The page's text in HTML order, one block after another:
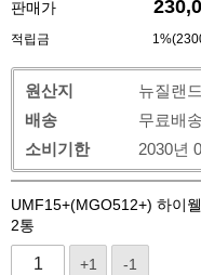
판매가
적립금
원산지
뉴질랜드
배송
무료배
소비기한
2030년
UMF15+(MGO512+) 하이
2통
+1 -1